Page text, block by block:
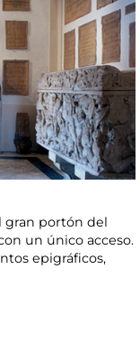
gran portón del
un único acceso.
epigráficos,